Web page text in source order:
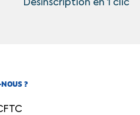
Désinscription en 1 clic
?